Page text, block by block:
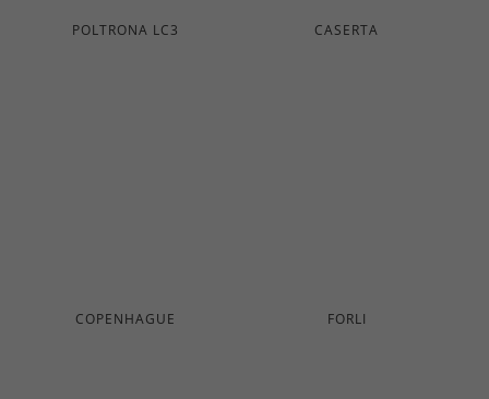
POLTRONA LC3 CASERTA
COPENHAGUE FORLI